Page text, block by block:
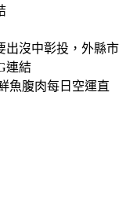
出沒中彰投，外縣市
連結